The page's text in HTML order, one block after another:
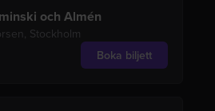
och Almén
Stockholm
Boka biljett